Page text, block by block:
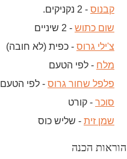
קבנוס - 2 נקניקים.
שום כתוש - 2 שיניים
צ'ילי גרוס - כפית (לא חובה)
מלח - לפי הטעם
פלפל שחור גרוס - לפי הטעם
סוכר - קורט
שמן זית - שליש כוס
הוראות הכנה